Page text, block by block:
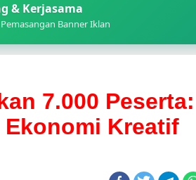
& Kerjasama
Banner Iklan
7.000 Peserta:
Kreatif